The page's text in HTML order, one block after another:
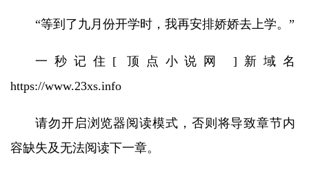
“等到了九月份开学时，我再安排娇娇去上学。”
一秒记住[ 顶点小说网 ]新域名
https://www.23xs.info
请勿开启浏览器阅读模式，否则将导致章节内
容缺失及无法阅读下一章。